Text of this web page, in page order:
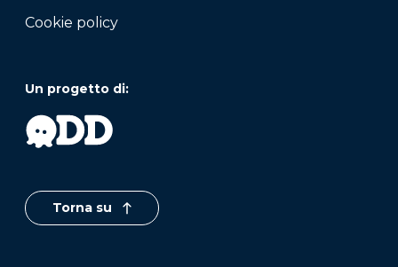
Cookie policy
Un progetto di:
Torna su